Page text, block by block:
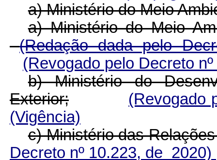
a) Ministério do Meio
a) Ministério do Meio
(Redação dada pelo
(Revogado pelo Decreto
b) Ministério do
Exterior;
(Revogado
(Vigência)
c) Ministério das
Decreto nº 10.223, de 2020)